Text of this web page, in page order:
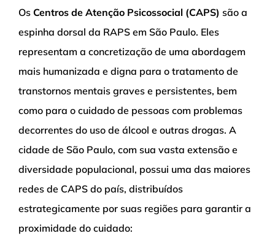
Os Centros de Atenção Psicossocial (CAPS) são a
espinha dorsal da RAPS em São Paulo. Eles
representam a concretização de uma abordagem
mais humanizada e digna para o tratamento de
transtornos mentais graves e persistentes, bem
como para o cuidado de pessoas com problemas
decorrentes do uso de álcool e outras drogas. A
cidade de São Paulo, com sua vasta extensão e
diversidade populacional, possui uma das maiores
redes de CAPS do país, distribuídos
estrategicamente por suas regiões para garantir a
proximidade do cuidado: